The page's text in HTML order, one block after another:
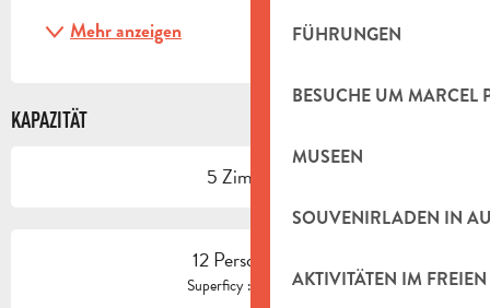
FÜHRUNGEN
BESUCHE UM MARCEL
MUSEEN
SOUVENIRLADEN IN
AKTIVITÄTEN IM FREIEN
Mehr anzeigen
KAPAZITÄT
5 Zimmer
12 Person(en)
Superficy : 260 m2